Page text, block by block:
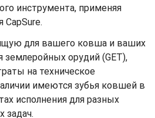
инструмента, применяя
CapSure.
для вашего ковша и ваших
землеройных орудий (GET),
на техническое
имеются зубья ковшей в
исполнения для разных
задач.